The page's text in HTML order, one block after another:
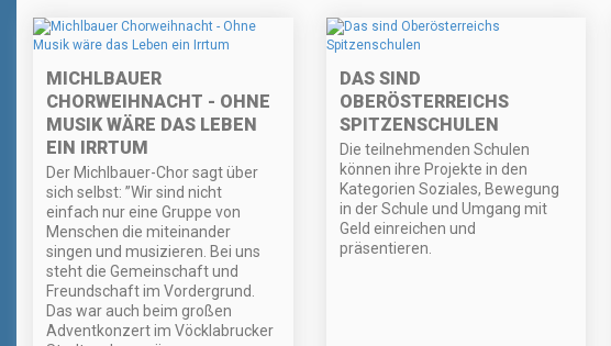
MICHLBAUER
CHORWEIHNACHT - OHNE
MUSIK WÄRE DAS LEBEN
EIN IRRTUM
Der Michlbauer-Chor sagt über
sich selbst: ”Wir sind nicht
einfach nur eine Gruppe von
Menschen die miteinander
singen und musizieren. Bei uns
steht die Gemeinschaft und
Freundschaft im Vordergrund.
Das war auch beim großen
Adventkonzert im Vöcklabrucker
DAS SIND
OBERÖSTERREICHS
SPITZENSCHULEN
Die teilnehmenden Schulen
können ihre Projekte in den
Kategorien Soziales, Bewegung
in der Schule und Umgang mit
Geld einreichen und
präsentieren.